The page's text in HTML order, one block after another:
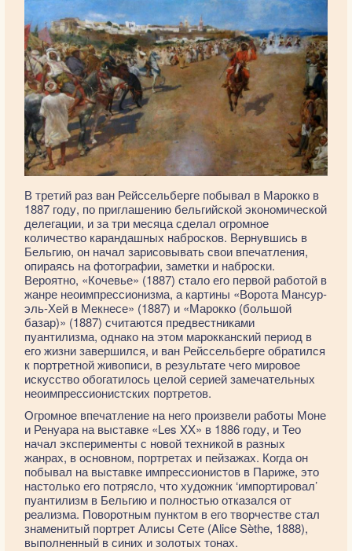
В третий раз ван Рейссельберге побывал в Марокко в
1887 году, по приглашению бельгийской экономической
делегации, и за три месяца сделал огромное
количество карандашных набросков. Вернувшись в
Бельгию, он начал зарисовывать свои впечатления,
опираясь на фотографии, заметки и наброски.
Вероятно, «Кочевье» (1887) стало его первой работой в
жанре неоимпрессионизма, а картины «Ворота Мансур-
эль-Хей в Мекнесе» (1887) и «Марокко (большой
базар)» (1887) считаются предвестниками
пуантилизма, однако на этом марокканский период в
его жизни завершился, и ван Рейссельберге обратился
к портретной живописи, в результате чего мировое
искусство обогатилось целой серией замечательных
неоимпрессионистских портретов.
Огромное впечатление на него произвели работы Моне
и Ренуара на выставке «Les XX» в 1886 году, и Тео
начал эксперименты с новой техникой в разных
жанрах, в основном, портретах и пейзажах. Когда он
побывал на выставке импрессионистов в Париже, это
настолько его потрясло, что художник ‘импортировал’
пуантилизм в Бельгию и полностью отказался от
реализма. Поворотным пунктом в его творчестве стал
знаменитый портрет Алисы Сете (Alice Sèthe, 1888),
выполненный в синих и золотых тонах.